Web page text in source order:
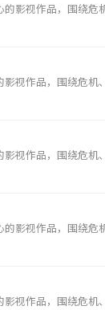
影视作品，围绕危
视作品，围绕危机
视作品，围绕危机
影视作品，围绕危
视作品，围绕危机